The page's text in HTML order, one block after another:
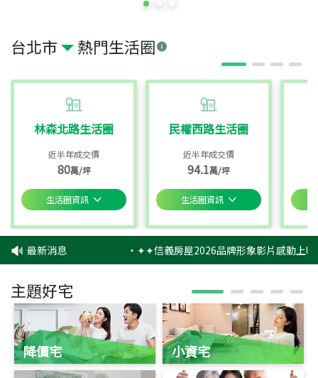
台北市 熱門生活圈
林森北路生活圈
近半年成交價
80萬/坪
生活圈資訊
民權西路生活圈
近半年成交價
94.1萬/坪
生活圈資訊
最新消息 ‧✦✦信義房屋2026品牌形象影片感動上
主題好宅
降價宅 小資宅